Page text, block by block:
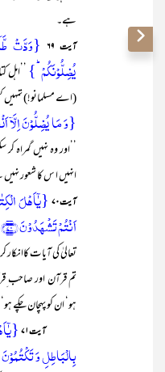
ہے۔
آیت ۶۹
{وَدَّتۡ
یُضِلُّوۡنَکُمۡ ؕ}
(اے مسلمانو!) تمہیں
{وَ مَا یُضِلُّوۡنَ اِلَّاۤ
’’اور وہ نہیں
انہیں ا س کا شعور نہیں
آیت۷۰
{یٰۤاَہۡلَ
اَنۡتُمۡ تَشۡہَدُوۡنَ ﴿۷۰﴾}
تعالیٰ کی آیات کاانکار
تم قرآن اور
ہو‘ ان کو پہچان چکے
آیت۷۱
بِالۡبَاطِلِ وَ تَکۡتُمُوۡنَ